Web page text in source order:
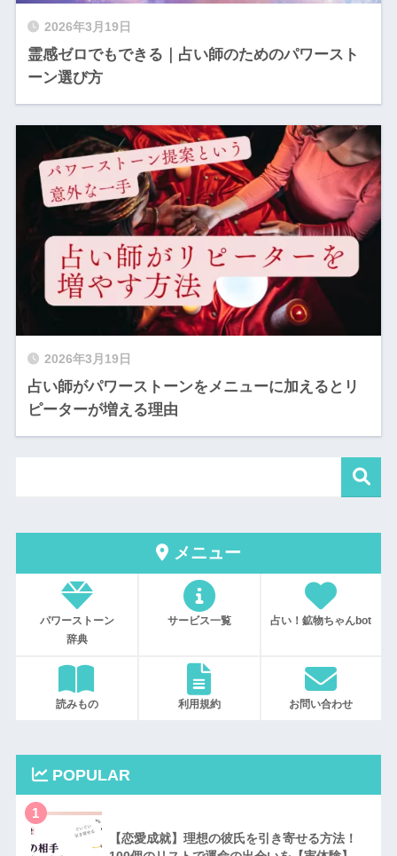
2026年3月19日
霊感ゼロでもできる｜占い師のためのパワースト
ーン選び方
2026年3月19日
占い師がパワーストーンをメニューに加えるとリ
ピーターが増える理由
メニュー
パワーストーン
辞典
サービス一覧 占い！鉱物ちゃんbot
読みもの 利用規約 お問い合わせ
POPULAR
1
【恋愛成就】理想の彼氏を引き寄せる方法！